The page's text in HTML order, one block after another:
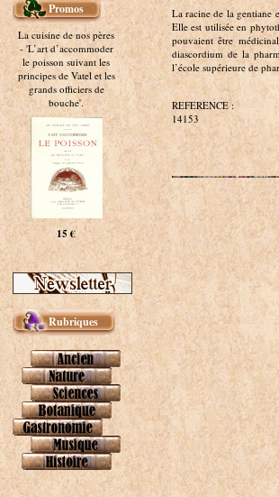
Promos
La cuisine de nos pères
- 'L’art d’accommoder
le poisson suivant les
principes de Vatel et les
grands officiers de
bouche'.
15 €
Rubriques
La racine de la gentiane
Elle est utilisée en
pouvaient être
diascordium de la
l’école supérieure de
REFERENCE :
14153